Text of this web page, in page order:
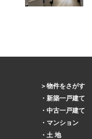
物件をさがす
新築一戸建て
中古一戸建て
マンション
土 地